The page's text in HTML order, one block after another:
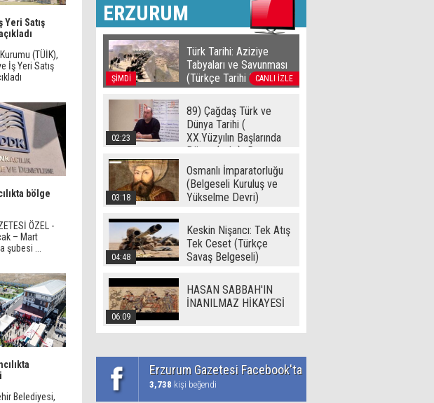
Yeri Satış
(TÜİK),
İş Yeri Satış
bölge
ÖZEL -
– Mart
şubesi ...
Belediyesi,
ERZURUM
ŞİMDİ CANLI İZLE
Türk Tarihi: Aziziye
Tabyaları ve Savunması
(Türkçe Tarihi Belgesel)
02:23
89) Çağdaş Türk ve
Dünya Tarihi (
XX.Yüzyılın Başlarında
Dünya ( - I -) -Ramazan
Yetgin (2017)
03:18
Osmanlı İmparatorluğu
(Belgeseli Kuruluş ve
Yükselme Devri)
04:48
Keskin Nişancı: Tek Atış
Tek Ceset (Türkçe
Savaş Belgeseli)
06:09
HASAN SABBAH'IN
İNANILMAZ HİKAYESİ
Erzurum Gazetesi Facebook'ta
3,738 kişi beğendi